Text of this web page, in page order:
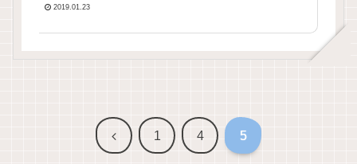
2019.01.23
前 1 4 5